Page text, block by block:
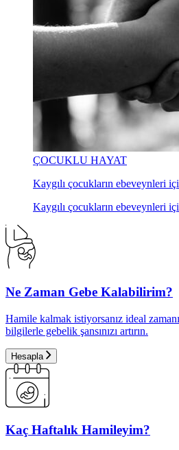
ÇOCUKLU HAYAT
Kaygılı çocukların ebeveynleri
Kaygılı çocukların ebeveynleri
Ne Zaman Gebe Kalabilirim?
Hamile kalmak istiyorsanız ideal
bilgilerle gebelik şansınızı artırın.
Hesapla
Kaç Haftalık Hamileyim?